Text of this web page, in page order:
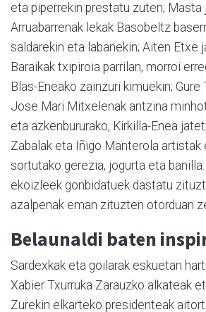
eta piperrekin prestatu zuten; Masta
Arruabarrenak lekak Basobeltz
saldarekin eta labanekin; Aiten Etxe
Baraikak txipiroia parrilan, morroi
Blas-Eneako zainzuri kimuekin;
Jose Mari Mitxelenak antzina
eta azkenbururako, Kirkilla-Enea
Zabalak eta Iñigo Manterola artistak
sortutako gerezia, jogurta eta
ekoizleek gonbidatuek dastatu
azalpenak eman zituzten otorduan
Belaunaldi baten
Sardexkak eta goilarak eskuetan
Xabier Txurruka Zarauzko alkateak
Zurekin elkarteko presidenteak